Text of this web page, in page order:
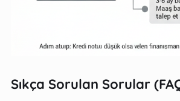
Sıkça Sorulan Sorular